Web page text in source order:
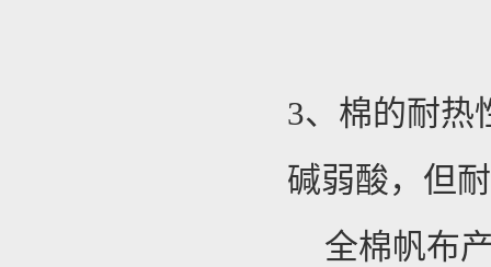
3、棉的耐热
碱弱酸，但
全棉帆布